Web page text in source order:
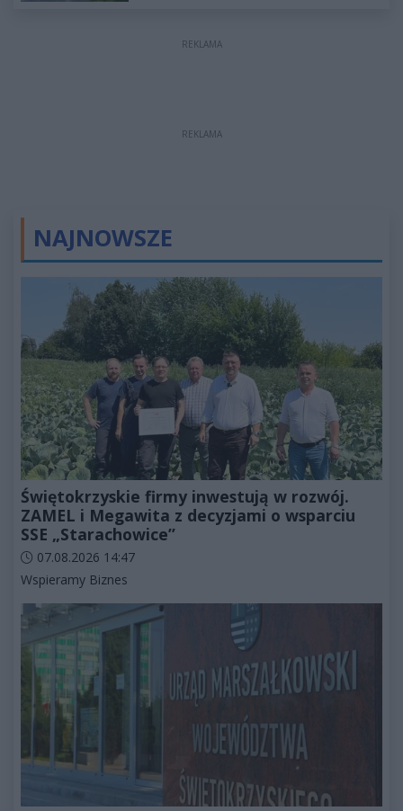
REKLAMA
REKLAMA
NAJNOWSZE
Świętokrzyskie firmy inwestują w rozwój.
ZAMEL i Megawita z decyzjami o wsparciu
SSE „Starachowice”
Data dodania artykułu:
07.08.2026 14:47
Kategorie artykułu:
Wspieramy Biznes